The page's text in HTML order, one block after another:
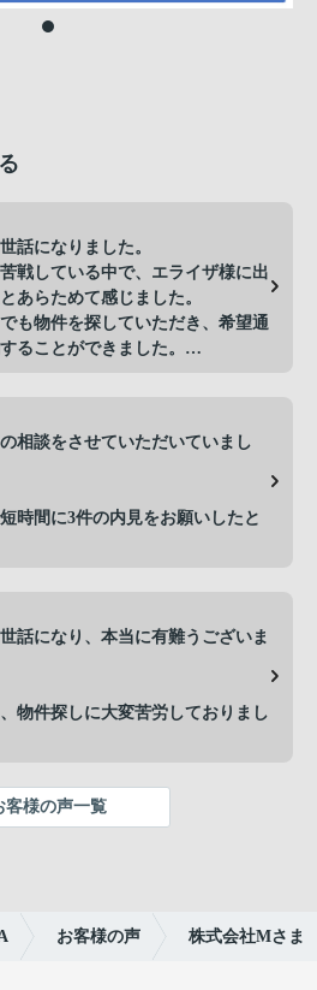
話になりました。
戦している中で、エライザ様に出
あらためて感じました。
も物件を探していただき、希望通
ることができました。
またお世話になりたいと思いま
した。
相談をさせていただいていまし
時間に3件の内見をお願いしたと
が、さらに別日にも何度も同行し
。
諾いただき、本当に感謝しており
報サイトで見つけたお部屋につい
りがあったのですが、すぐに事実
くださいました。
の透明性の高いご対応は心強いも
話になり、本当に有難うございま
物件探しに大変苦労しておりまし
小田垣様は、大変、丁寧に迅速に
して良かったです。
いました。
客様の声一覧
お客様の声 株式会社Mさま